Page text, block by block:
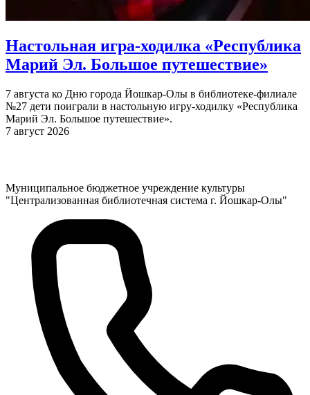
Настольная игра-ходилка «Республика
Марий Эл. Большое путешествие»
7 августа ко Дню города Йошкар-Олы в библиотеке-филиале
№27 дети поиграли в настольную игру-ходилку «Республика
Марий Эл. Большое путешествие».
7 август 2026
Муниципальное бюджетное учреждение культуры
"Централизованная библиотечная система г. Йошкар-Олы"